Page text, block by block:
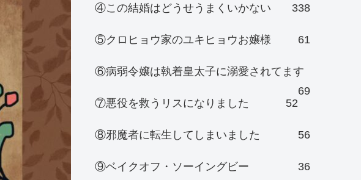
④この結婚はどうせうまくいかない 338
⑤クロヒョウ家のユキヒョウお嬢様 61
⑥病弱令嬢は執着皇太子に溺愛されてます
69
⑦悪役を救うリスになりました
52
⑧邪魔者に転生してしまいました 56
⑨ベイクオフ・ソーイングビー 36